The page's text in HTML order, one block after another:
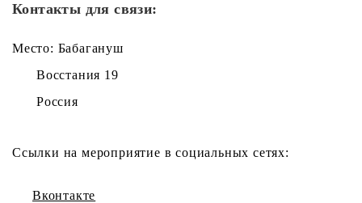
Контакты для связи:
Место: Бабагануш
Восстания 19
Россия
Ссылки на мероприятие в социальных сетях:
Вконтакте